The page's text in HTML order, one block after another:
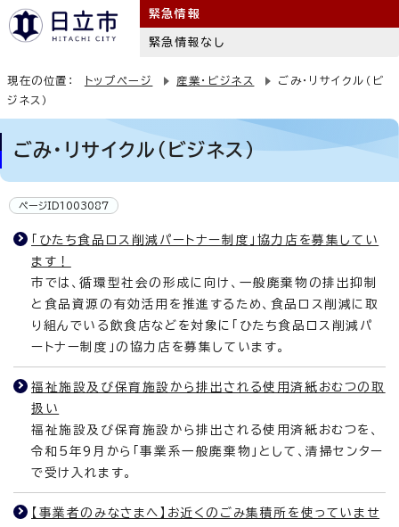
緊急情報
緊急情報なし
現在の位置： トップページ 産業・ビジネス
ごみ・リサイクル（ビ
ジネス）
ごみ・リサイクル（ビジネス）
ページID1003087
「ひたち食品ロス削減パートナー制度」協力店を募集してい
ます！
市では、循環型社会の形成に向け、一般廃棄物の排出抑制
と食品資源の有効活用を推進するため、食品ロス削減に取
り組んでいる飲食店などを対象に「ひたち食品ロス削減パ
ートナー制度」の協力店を募集しています。
福祉施設及び保育施設から排出される使用済紙おむつの取
扱い
福祉施設及び保育施設から排出される使用済紙おむつを、
令和5年9月から「事業系一般廃棄物」として、清掃センター
で受け入れます。
【事業者のみなさまへ】お近くのごみ集積所を使っていませ